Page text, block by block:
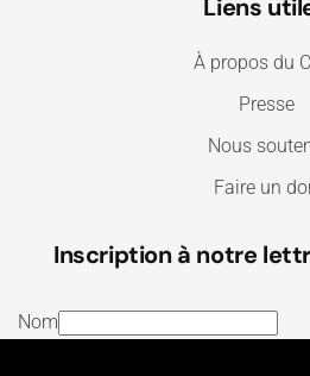
Liens
À propos du
Presse
Nous
Faire un
Inscription à notre
Nom